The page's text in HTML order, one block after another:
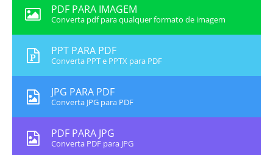
PDF PARA IMAGEM
Converta pdf para qualquer formato de imagem
PPT PARA PDF
Converta PPT e PPTX para PDF
JPG PARA PDF
Converta JPG para PDF
PDF PARA JPG
Converta PDF para JPG